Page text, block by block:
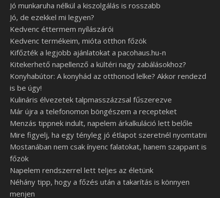
Jó munkaruha nélkül a kiszolgálás is rosszabb
Jó, de ezekkel mi legyen?
Kedvenc éttermem nyílászárói
Kedvenc termékeim, mióta otthon főzök
Kifőzték a legjobb ajánlatokat a pacohaus.hu-n
Kitekerhető napellenző a kültéri nagy zabálásokhoz?
Konyhabútor: A konyhád az otthonod lelke? Akkor rendezd
is be úgy!
Kulináris élvezetek talpmasszázzsal fűszerezve
Már újra a telefonomon böngészem a recepteket
Menzás tippnek indult, napelem árkalkuláció lett belőle
Mire figyelj, ha egy tényleg jó étlapot szeretnél nyomtatni
Mostanában nem csak ínyenc falatokat, hanem szappant is
főzök
Napelem rendszerrel lett teljes az életünk
Néhány tipp, hogy a főzés után a takarítás is könnyen
menjen